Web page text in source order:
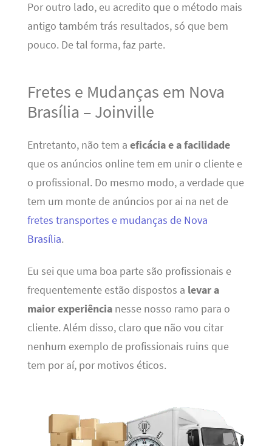
Por outro lado, eu acredito que o método mais
antigo também trás resultados, só que bem
pouco. De tal forma, faz parte.
Fretes e Mudanças em Nova
Brasília – Joinville
Entretanto, não tem a eficácia e a facilidade
que os anúncios online tem em unir o cliente e
o profissional. Do mesmo modo, a verdade que
tem um monte de anúncios por ai na net de
fretes transportes e mudanças de Nova
Brasília.
Eu sei que uma boa parte são profissionais e
frequentemente estão dispostos a levar a
maior experiêncianesse nosso ramo para o
cliente. Além disso, claro que não vou citar
nenhum exemplo de profissionais ruins que
tem por aí, por motivos éticos.